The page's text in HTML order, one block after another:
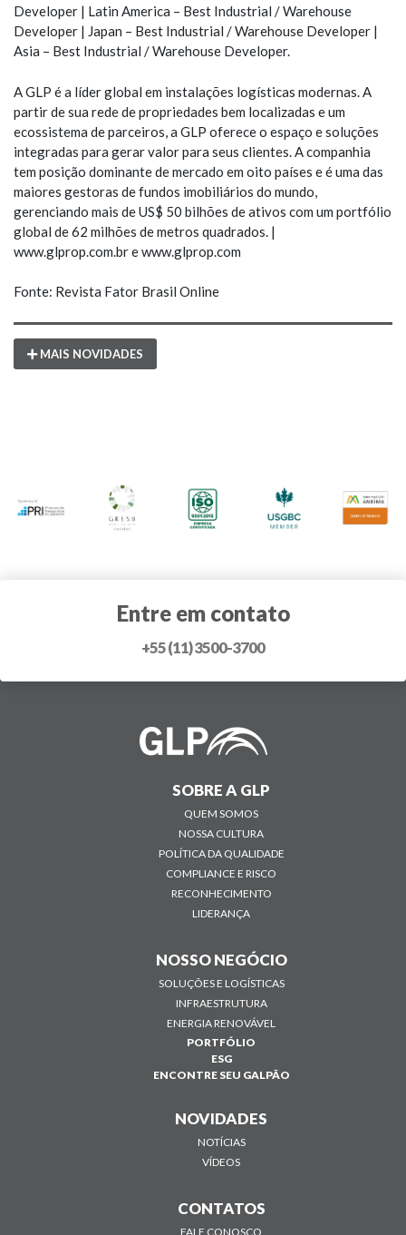
Developer | Latin America – Best Industrial / Warehouse
Developer | Japan – Best Industrial / Warehouse Developer |
Asia – Best Industrial / Warehouse Developer.
A GLP é a líder global em instalações logísticas modernas. A
partir de sua rede de propriedades bem localizadas e um
ecossistema de parceiros, a GLP oferece o espaço e soluções
integradas para gerar valor para seus clientes. A companhia
tem posição dominante de mercado em oito países e é uma das
maiores gestoras de fundos imobiliários do mundo,
gerenciando mais de US$ 50 bilhões de ativos com um portfólio
global de 62 milhões de metros quadrados. |
www.glprop.com.br e www.glprop.com
Fonte: Revista Fator Brasil Online
MAIS NOVIDADES
Entre em contato
+55 (11) 3500-3700
SOBRE A GLP
QUEM SOMOS
NOSSA CULTURA
POLÍTICA DA QUALIDADE
COMPLIANCE E RISCO
RECONHECIMENTO
LIDERANÇA
NOSSO NEGÓCIO
SOLUÇÕES E LOGÍSTICAS
INFRAESTRUTURA
ENERGIA RENOVÁVEL
PORTFÓLIO
ESG
ENCONTRE SEU GALPÃO
NOVIDADES
NOTÍCIAS
VÍDEOS
CONTATOS
FALE CONOSCO